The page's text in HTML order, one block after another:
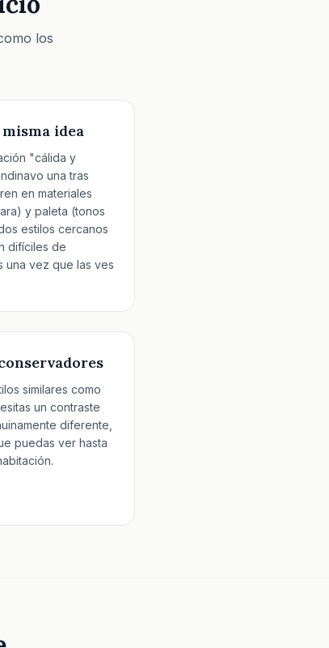
los
idea
"cálida y
una tras
en materiales
y paleta (tonos
estilos cercanos
difíciles de
una vez que las ves
similares como
un contraste
diferente,
puedas ver hasta